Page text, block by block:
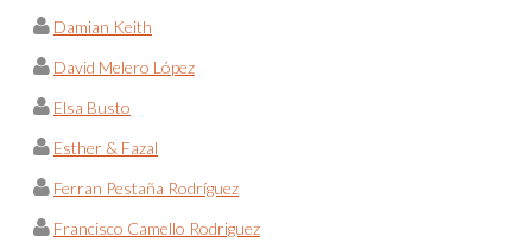
Damian Keith
David Melero López
Elsa Busto
Esther & Fazal
Ferran Pestaña Rodríguez
Francisco Camello Rodriguez